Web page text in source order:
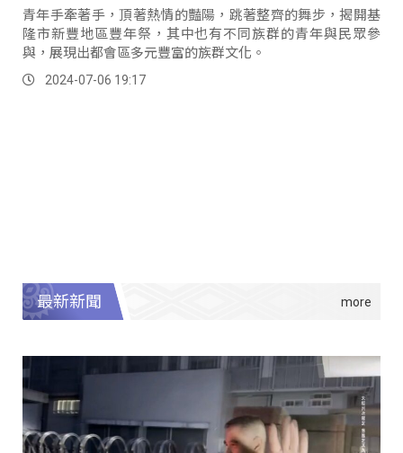
青年手牽著手，頂著熱情的豔陽，跳著整齊的舞步，揭開基
隆市新豐地區豐年祭，其中也有不同族群的青年與民眾參
與，展現出都會區多元豐富的族群文化。
2024-07-06 19:17
最新新聞